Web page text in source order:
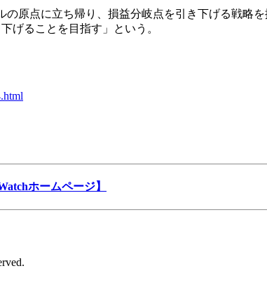
原点に立ち帰り、損益分岐点を引き下げる戦略を
げることを目指す」という。
ホームページ】